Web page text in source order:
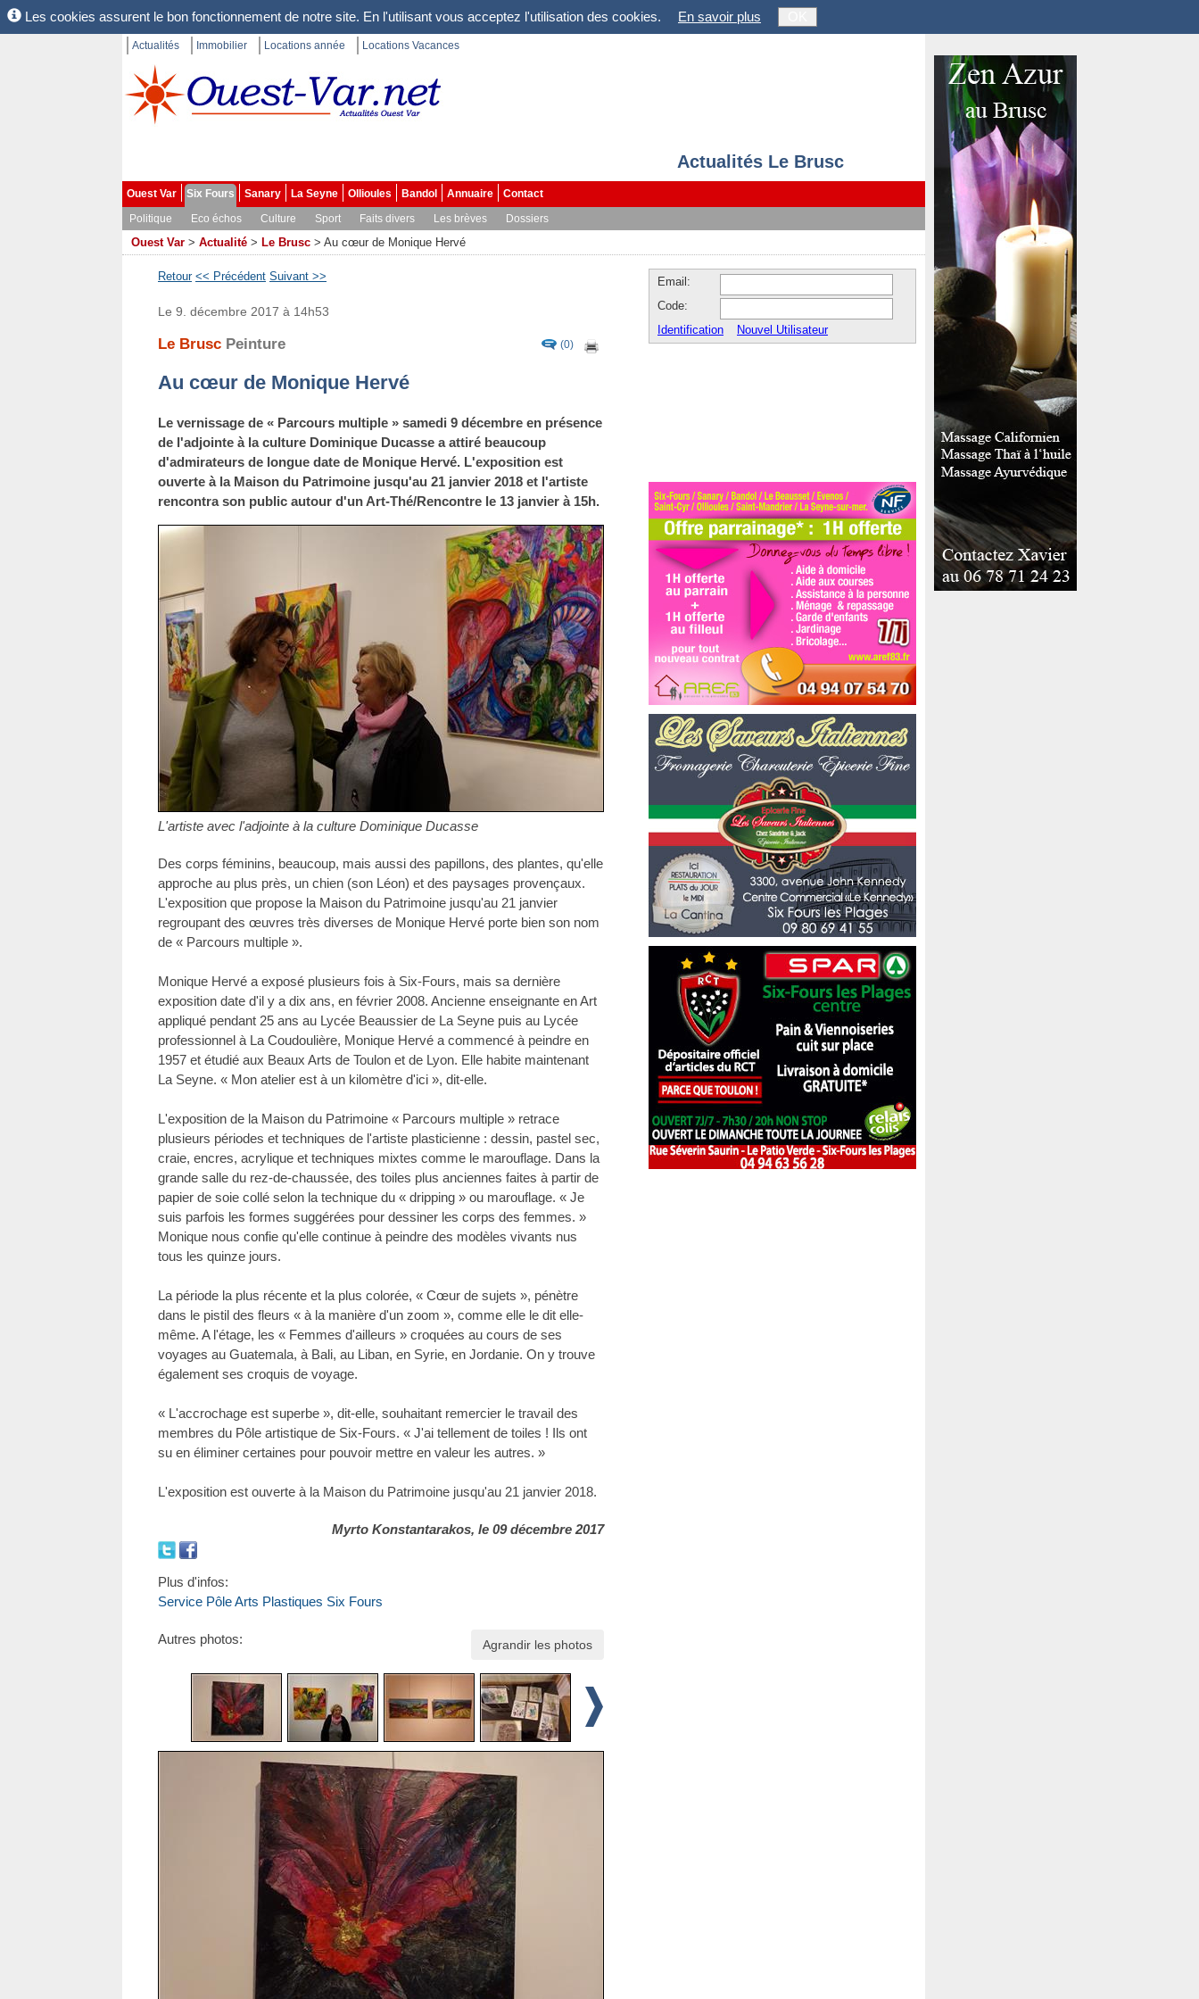
Les cookies assurent le bon fonctionnement de notre site. En l'utilisant vous acceptez l'utilisation des cookies. En savoir plus
Actualités Immobilier Locations année Locations Vacances
Actualités Le Brusc
Ouest Var Six Fours Sanary La Seyne Ollioules Bandol Annuaire
Contact
Politique
Eco échos Culture Sport Faits divers Les brèves Dossiers
Ouest Var > Actualité > Le Brusc > Au cœur de Monique Hervé
Retour << Précédent Suivant >>
(0)
Le 9. décembre 2017 à 14h53
Le Brusc Peinture
Au cœur de Monique Hervé
Le vernissage de « Parcours multiple » samedi 9 décembre en présence
de l'adjointe à la culture Dominique Ducasse a attiré beaucoup
d'admirateurs de longue date de Monique Hervé. L'exposition est
ouverte à la Maison du Patrimoine jusqu'au 21 janvier 2018 et l'artiste
rencontra son public autour d'un Art-Thé/Rencontre le 13 janvier à 15h.
L'artiste avec l'adjointe à la culture Dominique Ducasse
Des corps féminins, beaucoup, mais aussi des papillons, des plantes, qu'elle
approche au plus près, un chien (son Léon) et des paysages provençaux.
L'exposition que propose la Maison du Patrimoine jusqu'au 21 janvier
regroupant des œuvres très diverses de Monique Hervé porte bien son nom
de « Parcours multiple ».
Monique Hervé a exposé plusieurs fois à Six-Fours, mais sa dernière
exposition date d'il y a dix ans, en février 2008. Ancienne enseignante en Art
appliqué pendant 25 ans au Lycée Beaussier de La Seyne puis au Lycée
professionnel à La Coudoulière, Monique Hervé a commencé à peindre en
1957 et étudié aux Beaux Arts de Toulon et de Lyon. Elle habite maintenant
La Seyne. « Mon atelier est à un kilomètre d'ici », dit-elle.
L'exposition de la Maison du Patrimoine « Parcours multiple » retrace
plusieurs périodes et techniques de l'artiste plasticienne : dessin, pastel sec,
craie, encres, acrylique et techniques mixtes comme le marouflage. Dans la
grande salle du rez-de-chaussée, des toiles plus anciennes faites à partir de
papier de soie collé selon la technique du « dripping » ou marouflage. « Je
suis parfois les formes suggérées pour dessiner les corps des femmes. »
Monique nous confie qu'elle continue à peindre des modèles vivants nus
tous les quinze jours.
La période la plus récente et la plus colorée, « Cœur de sujets », pénètre
dans le pistil des fleurs « à la manière d'un zoom », comme elle le dit elle-
même. A l'étage, les « Femmes d'ailleurs » croquées au cours de ses
voyages au Guatemala, à Bali, au Liban, en Syrie, en Jordanie. On y trouve
également ses croquis de voyage.
« L'accrochage est superbe », dit-elle, souhaitant remercier le travail des
membres du Pôle artistique de Six-Fours. « J'ai tellement de toiles ! Ils ont
su en éliminer certaines pour pouvoir mettre en valeur les autres. »
L'exposition est ouverte à la Maison du Patrimoine jusqu'au 21 janvier 2018.
Myrto Konstantarakos, le 09 décembre 2017
Plus d'infos:
Service Pôle Arts Plastiques Six Fours
Agrandir les photos
Autres photos:
Email:
Code:
Identification
Nouvel Utilisateur